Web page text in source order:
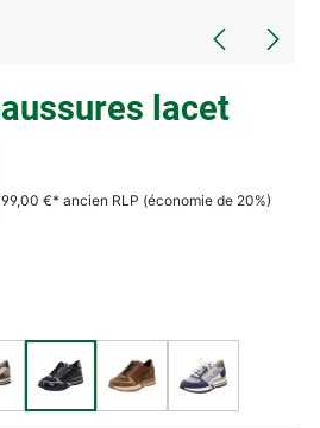
lacet
€* ancien RLP (économie de 20%)